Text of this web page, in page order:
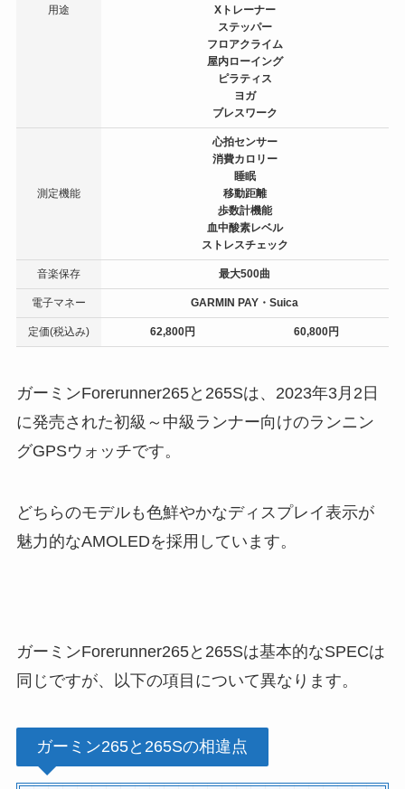
用途
Xトレーナー
ステッパー
フロアクライム
屋内ローイング
ピラティス
ヨガ
ブレスワーク
測定機能
心拍センサー
消費カロリー
睡眠
移動距離
歩数計機能
血中酸素レベル
ストレスチェック
音楽保存 最大500曲
電子マネー GARMIN PAY・Suica
定価(税込み) 62,800円 60,800円
ガーミンForerunner265と265Sは、2023年3月2日
に発売された初級～中級ランナー向けのランニン
グGPSウォッチです。
どちらのモデルも色鮮やかなディスプレイ表示が
魅力的なAMOLEDを採用しています。
ガーミンForerunner265と265Sは基本的なSPECは
同じですが、以下の項目について異なります。
ガーミン265と265Sの相違点